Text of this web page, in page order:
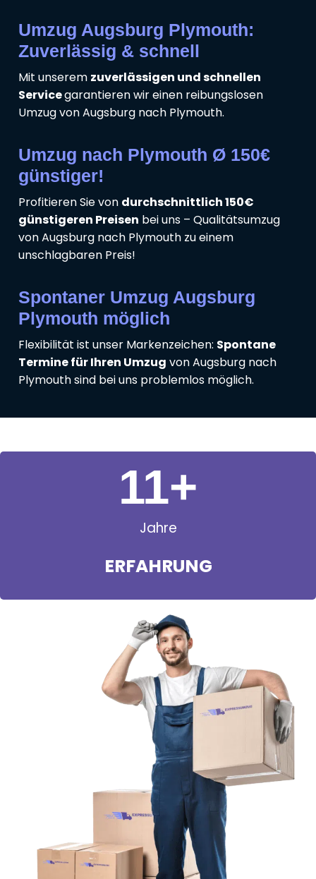
Umzug Augsburg Plymouth:
Zuverlässig & schnell
Mit unserem zuverlässigen und schnellen
Servicegarantieren wir einen reibungslosen
Umzug von Augsburg nach Plymouth.
Umzug nach Plymouth Ø 150€
günstiger!
Profitieren Sie von durchschnittlich 150€
günstigeren Preisen bei uns – Qualitätsumzug
von Augsburg nach Plymouth zu einem
unschlagbaren Preis!
Spontaner Umzug Augsburg
Plymouth möglich
Flexibilität ist unser Markenzeichen: Spontane
Termine für Ihren Umzug von Augsburg nach
Plymouth sind bei uns problemlos möglich.
Jahre
ERFAHRUNG
11+